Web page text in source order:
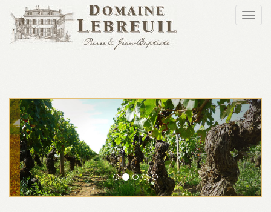
Aller au contenu principal